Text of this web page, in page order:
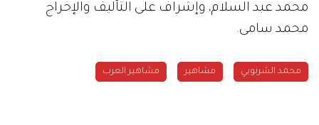
محمد عبد السلام، وإشراف على التأليف والإخراج
محمد سامى.
محمد الشرنوبي مشاهير مشاهير العرب